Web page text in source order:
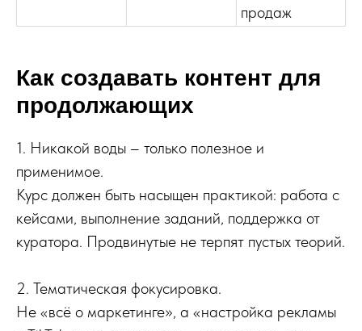
продаж
Как создавать контент для
продолжающих
1. Никакой воды – только полезное и
применимое.
Курс должен быть насыщен практикой: работа с
кейсами, выполнение заданий, поддержка от
куратора. Продвинутые не терпят пустых теорий.
2. Тематическая фокусировка.
Не «всё о маркетинге», а «настройка рекламы